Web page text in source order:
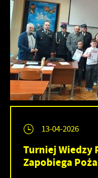
13-04-2026
Turniej Wiedzy
Zapobiega